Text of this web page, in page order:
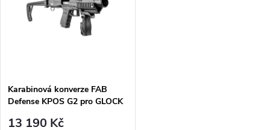
p
Abecedně
s
p
Karabinová konverze FAB
Defense KPOS G2 pro GLOCK
13 190 Kč